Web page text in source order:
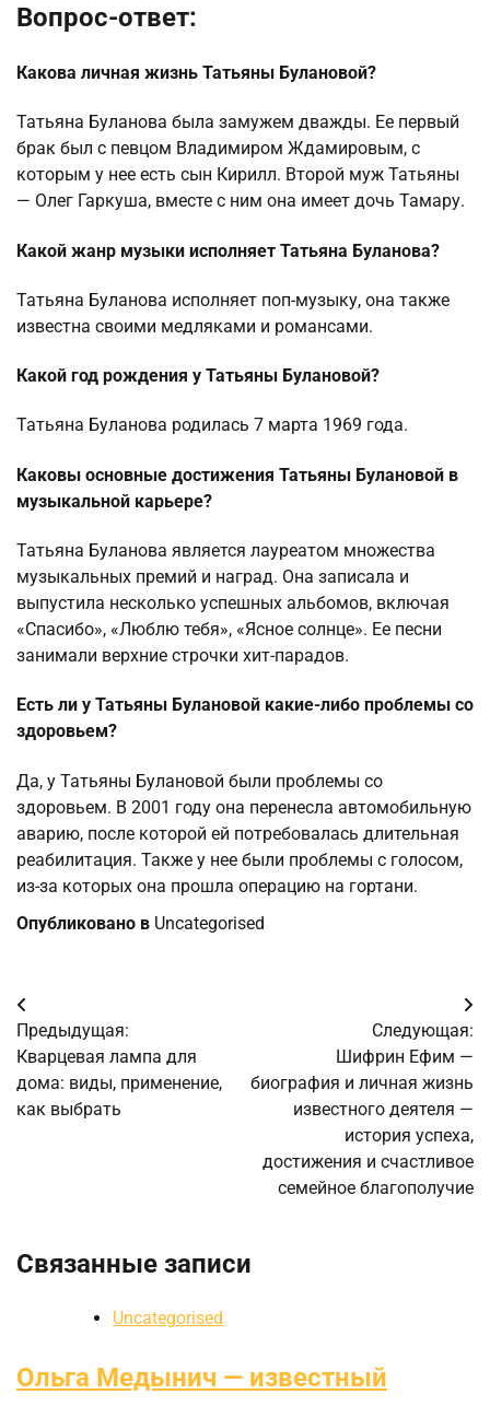
Вопрос-ответ:
Какова личная жизнь Татьяны Булановой?
Татьяна Буланова была замужем дважды. Ее первый
брак был с певцом Владимиром Ждамировым, с
которым у нее есть сын Кирилл. Второй муж Татьяны
— Олег Гаркуша, вместе с ним она имеет дочь Тамару.
Какой жанр музыки исполняет Татьяна Буланова?
Татьяна Буланова исполняет поп-музыку, она также
известна своими медляками и романсами.
Какой год рождения у Татьяны Булановой?
Татьяна Буланова родилась 7 марта 1969 года.
Каковы основные достижения Татьяны Булановой в
музыкальной карьере?
Татьяна Буланова является лауреатом множества
музыкальных премий и наград. Она записала и
выпустила несколько успешных альбомов, включая
«Спасибо», «Люблю тебя», «Ясное солнце». Ее песни
занимали верхние строчки хит-парадов.
Есть ли у Татьяны Булановой какие-либо проблемы со
здоровьем?
Да, у Татьяны Булановой были проблемы со
здоровьем. В 2001 году она перенесла автомобильную
аварию, после которой ей потребовалась длительная
реабилитация. Также у нее были проблемы с голосом,
из-за которых она прошла операцию на гортани.
Опубликовано в Uncategorised
Навигация
по
записям
Предыдущая:
Кварцевая лампа для
дома: виды, применение,
как выбрать
Следующая:
Шифрин Ефим —
биография и личная жизнь
известного деятеля —
история успеха,
достижения и счастливое
семейное благополучие
Связанные записи
Uncategorised
Ольга Медынич — известный